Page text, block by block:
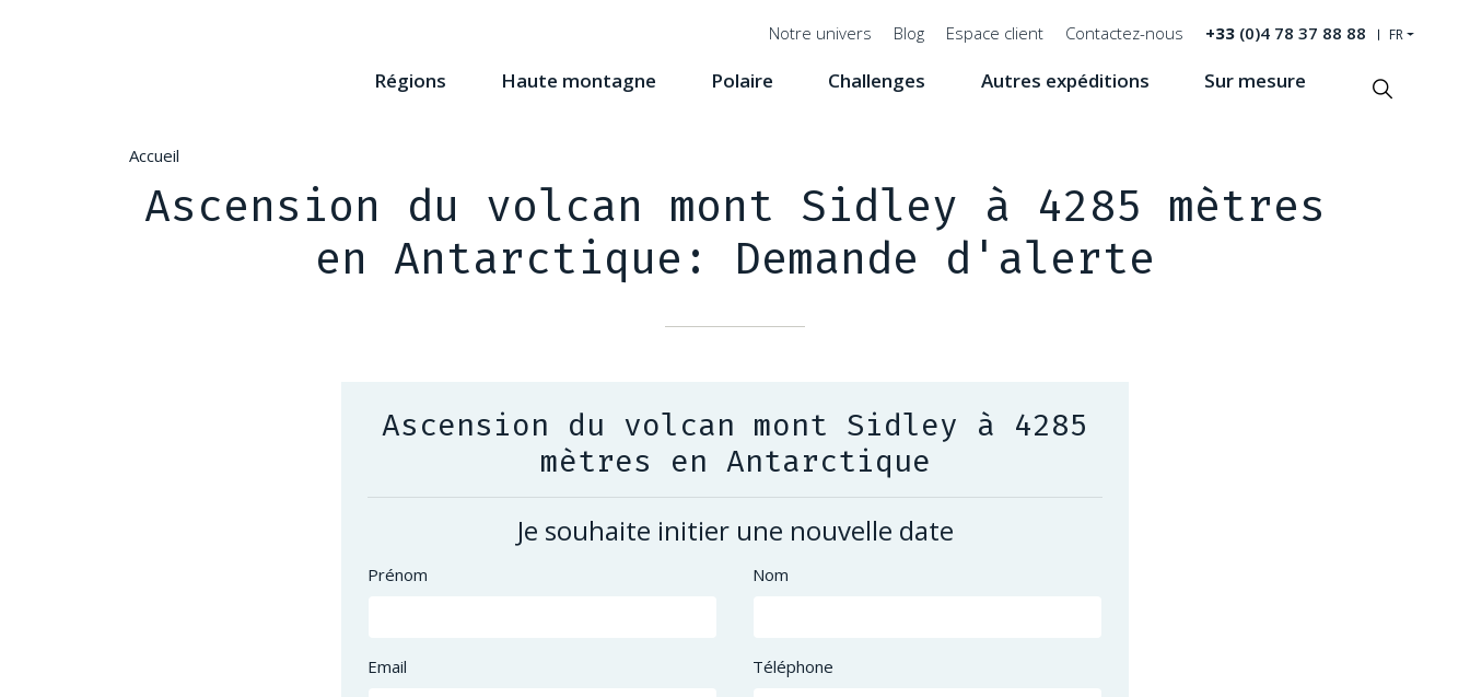
Menu
Notre univers Blog Espace client Contactez-nous +33(0)4 78 37 88 88 FR
Régions Haute montagne Polaire Challenges Autres expéditions Sur mesure
Accueil
Ascension du volcan mont Sidley à 4285 mètres
en Antarctique: Demande d'alerte
Ascension du volcan mont Sidley à 4285
mètres en Antarctique
Je souhaite initier une nouvelle date
Prénom Nom
Email Téléphone